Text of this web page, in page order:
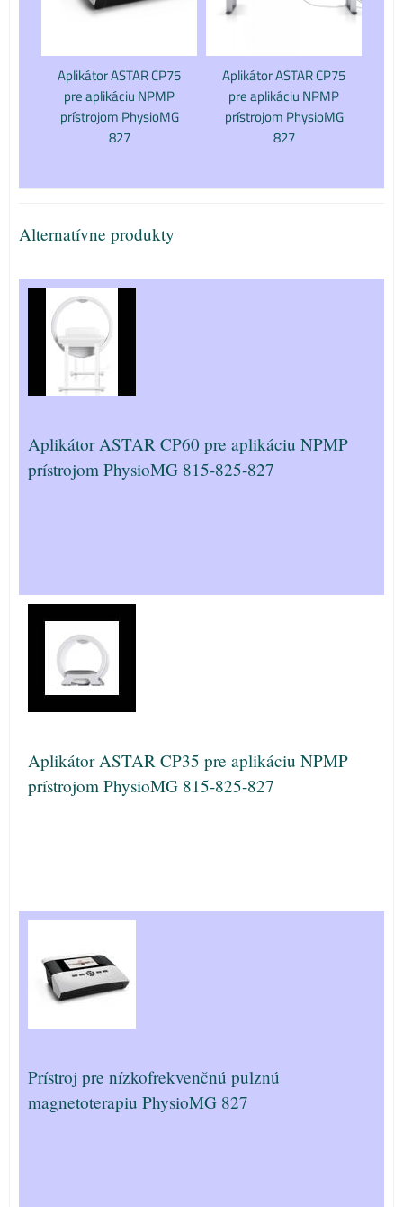
Aplikátor ASTAR CP75
pre aplikáciu NPMP
prístrojom PhysioMG
827
Aplikátor ASTAR CP75
pre aplikáciu NPMP
prístrojom PhysioMG
827
Alternatívne produkty
Aplikátor ASTAR CP60 pre aplikáciu NPMP
prístrojom PhysioMG 815-825-827
Aplikátor ASTAR CP35 pre aplikáciu NPMP
prístrojom PhysioMG 815-825-827
Prístroj pre nízkofrekvenčnú pulznú
magnetoterapiu PhysioMG 827